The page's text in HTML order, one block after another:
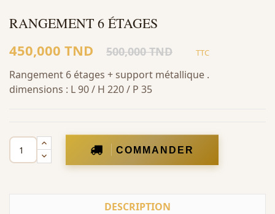
RANGEMENT 6 ÉTAGES
450,000 TND 500,000 TND TTC
Rangement 6 étages + support métallique .
dimensions : L 90 / H 220 / P 35
COMMANDER
DESCRIPTION